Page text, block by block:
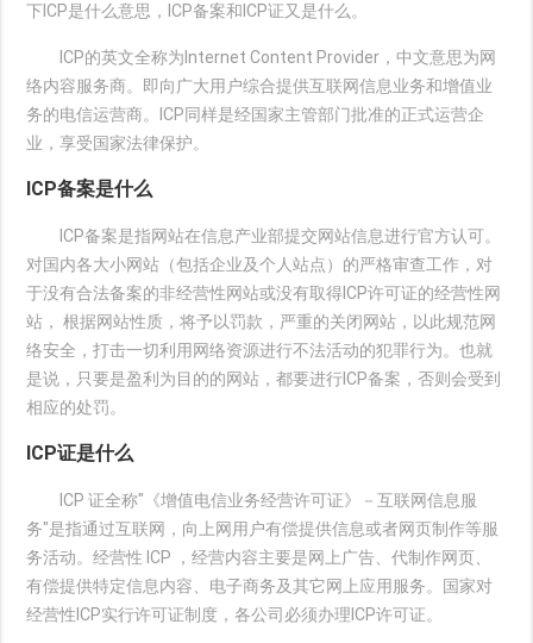
下ICP是什么意思，ICP备案和ICP证又是什么。
ICP的英文全称为Internet Content Provider，中文意思为网
络内容服务商。即向广大用户综合提供互联网信息业务和增值业
务的电信运营商。ICP同样是经国家主管部门批准的正式运营企
业，享受国家法律保护。
ICP备案是什么
ICP备案是指网站在信息产业部提交网站信息进行官方认可。
对国内各大小网站（包括企业及个人站点）的严格审查工作，对
于没有合法备案的非经营性网站或没有取得ICP许可证的经营性网
站， 根据网站性质，将予以罚款，严重的关闭网站，以此规范网
络安全，打击一切利用网络资源进行不法活动的犯罪行为。也就
是说，只要是盈利为目的的网站，都要进行ICP备案，否则会受到
相应的处罚。
ICP证是什么
ICP 证全称"《增值电信业务经营许可证》－互联网信息服
务"是指通过互联网，向上网用户有偿提供信息或者网页制作等服
务活动。经营性 ICP ，经营内容主要是网上广告、代制作网页、
有偿提供特定信息内容、电子商务及其它网上应用服务。国家对
经营性ICP实行许可证制度，各公司必须办理ICP许可证。